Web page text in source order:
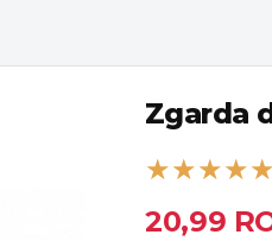
Zgarda
20,99